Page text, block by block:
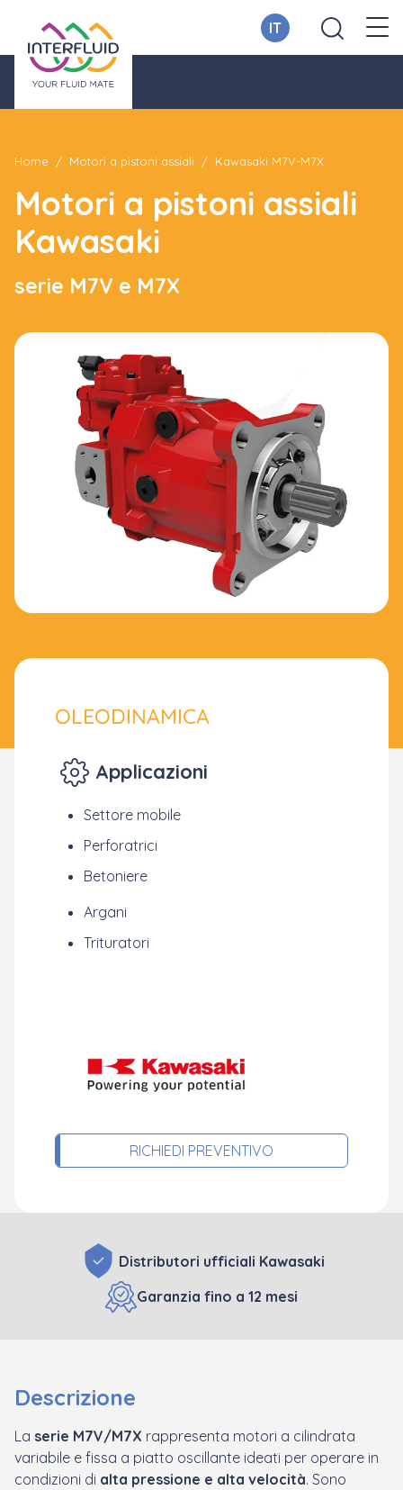
IT
Home Motori a pistoni assiali Kawasaki M7V-M7X
Motori a pistoni assiali
Kawasaki
serie M7V e M7X
OLEODINAMICA
Applicazioni
Settore mobile
Perforatrici
Betoniere
Argani
Trituratori
RICHIEDI PREVENTIVO
Distributori ufficiali Kawasaki
Garanzia fino a 12 mesi
Descrizione
La serie M7V/M7X rappresenta motori a cilindrata
variabile e fissa a piatto oscillante ideati per operare in
condizioni di alta pressione e alta velocità. Sono